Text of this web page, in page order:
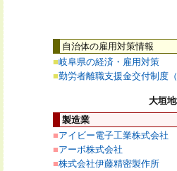
自治体の雇用対策情報
■岐阜県の経済・雇用対策
■勤労者離職支援金交付制度（
大垣
製造業
■アイビー電子工業株式会社
■アーボ株式会社
■株式会社伊藤精密製作所